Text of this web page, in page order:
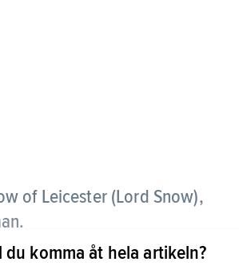
of Leicester (Lord Snow),
du komma åt hela artikeln?